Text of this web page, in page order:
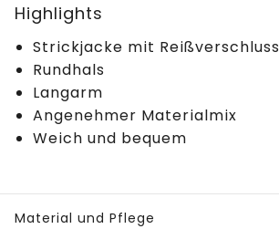
Highlights
Strickjacke mit Reißverschluss
Rundhals
Langarm
Angenehmer Materialmix
Weich und bequem
Material und Pflege